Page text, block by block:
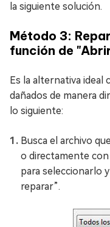
la siguiente solución.
Método 3:
función de
Es la alternativa ideal
dañados de manera
lo siguiente:
Busca el archivo
o directamente con
para seleccionarlo
reparar”.